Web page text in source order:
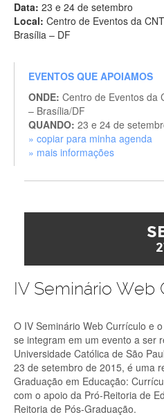
Data: 23 e 24 de setembro
Local: Centro de Eventos da
Brasília – DF
EVENTOS QUE APOIAMOS
ONDE: Centro de Eventos da
– Brasília/DF
QUANDO: 23 e 24 de
» copiar para minha agenda
» mais informações
IV Seminário Web
O IV Seminário Web Currículo e
se integram em um evento a ser
Universidade Católica de São
23 de setembro de 2015, é uma
Graduação em Educação:
com o apoio da Pró-Reitoria de
Reitoria de Pós-Graduação.